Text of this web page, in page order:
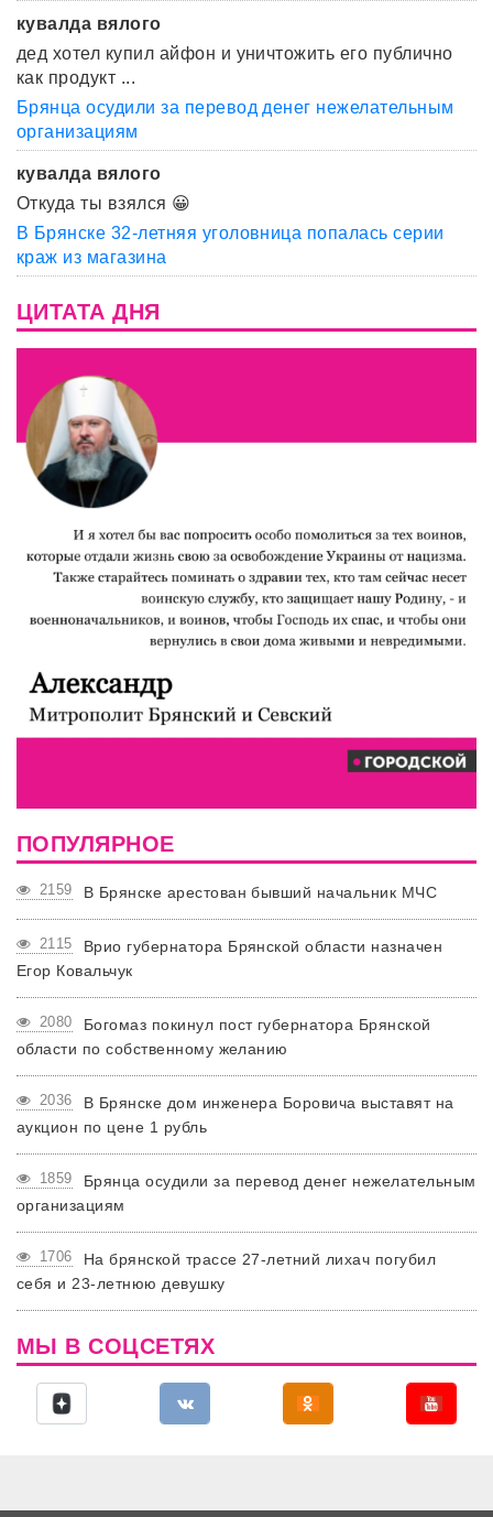
кувалда вялого
дед хотел купил айфон и уничтожить его публично
как продукт ...
Брянца осудили за перевод денег нежелательным
организациям
кувалда вялого
Откуда ты взялся 😀
В Брянске 32-летняя уголовница попалась серии
краж из магазина
ЦИТАТА ДНЯ
ПОПУЛЯРНОЕ
2159 В Брянске арестован бывший начальник МЧС
2115
Врио губернатора Брянской области назначен
Егор Ковальчук
2080
Богомаз покинул пост губернатора Брянской
области по собственному желанию
2036
В Брянске дом инженера Боровича выставят на
аукцион по цене 1 рубль
1859
Брянца осудили за перевод денег нежелательным
организациям
1706
На брянской трассе 27-летний лихач погубил
себя и 23-летнюю девушку
МЫ В СОЦСЕТЯХ